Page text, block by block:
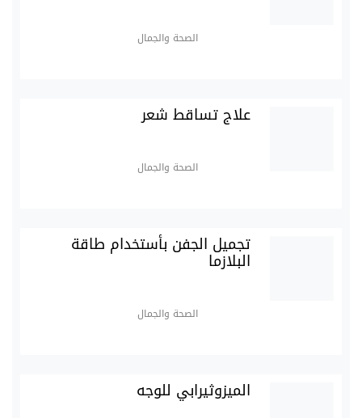
الصحة والجمال
علاج تساقط شعر
الصحة والجمال
تجميل الجفن بأستخدام طاقة
البلازما
الصحة والجمال
الميزوثيرابي للوجه